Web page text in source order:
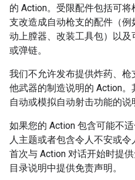
的 Action。受限配件包括可
支改造成自动枪支的配件（
动上膛器、改装工具包）以
或弹链。
我们不允许发布提供炸药、
他武器的制造说明的 Action
自动或模拟自动射击功能的说
如果您的 Action 包含可能不
人主题或者包含令人不安或
首次与 Action 对话开始时提
目录说明中提供免责声明。